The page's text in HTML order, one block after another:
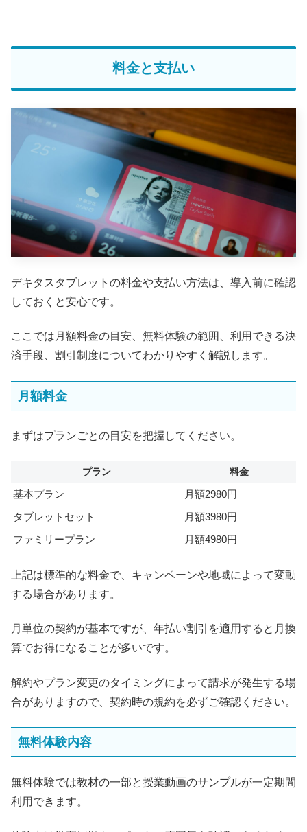
料金と支払い
デキタスタブレットの料金や支払い方法は、導入前に確認
しておくと安心です。
ここでは月額料金の目安、無料体験の範囲、利用できる決
済手段、割引制度についてわかりやすく解説します。
月額料金
まずはプランごとの目安を把握してください。
プラン 料金
基本プラン
月額2980円
タブレットセット
月額3980円
ファミリープラン
月額4980円
上記は標準的な料金で、キャンペーンや地域によって変動
する場合があります。
月単位の契約が基本ですが、年払い割引を適用すると月換
算でお得になることが多いです。
解約やプラン変更のタイミングによって請求が発生する場
合がありますので、契約時の規約を必ずご確認ください。
無料体験内容
無料体験では教材の一部と授業動画のサンプルが一定期間
利用できます。